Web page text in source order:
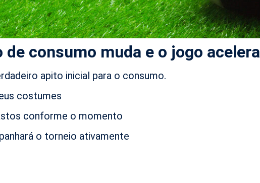
consumo muda e o jogo acelera
apito inicial para o consumo.
costumes
conforme o momento
o torneio ativamente